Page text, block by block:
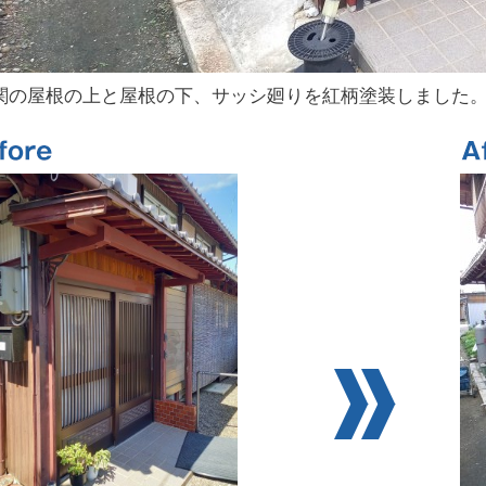
の屋根の上と屋根の下、サッシ廻りを紅柄塗装しました